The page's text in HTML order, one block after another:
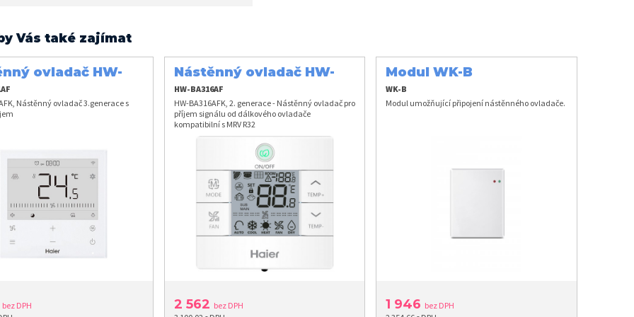
Vás také zajímat
ovladač HW-
Nástěnný ovladač 3.generace s
bez DPH
Nástěnný ovladač HW-
BA316AFK
HW-BA316AF
HW-BA316AFK, 2. generace - Nástěnný ovladač pro
příjem signálu od dálkového ovladače
kompatibilní s MRV R32
2 562 bez DPH
Modul WK-B
WK-B
Modul umožňující připojení nástěnného ovladače.
1 946 bez DPH